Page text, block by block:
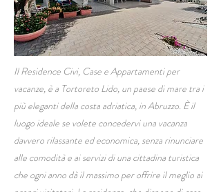
Il Residence Civi, Case e Appartamenti per
vacanze, è a Tortoreto Lido, un paese di mare tra i
più eleganti della costa adriatica, in Abruzzo. È il
luogo ideale se volete concedervi una vacanza
davvero rilassante ed economica, senza rinunciare
alle comodità e ai servizi di una cittadina turistica
che ogni anno dà il massimo per offrire il meglio ai